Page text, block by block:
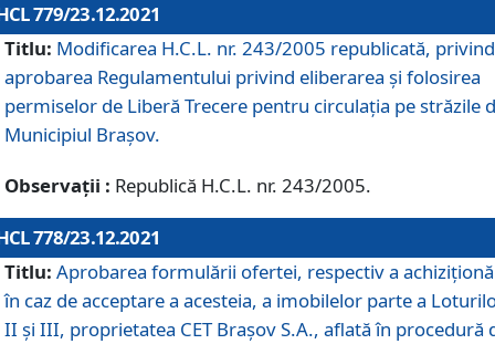
779/23.12.2021
Titlu: Modificarea H.C.L. nr. 243/2005 republicată, privind
aprobarea Regulamentului privind eliberarea şi folosirea
permiselor de Liberă Trecere pentru circulația pe străzile
Municipiul Braşov.
Observații : Republică H.C.L. nr. 243/2005.
778/23.12.2021
Titlu: Aprobarea formulării ofertei, respectiv a
în caz de acceptare a acesteia, a imobilelor parte a
II și III, proprietatea CET Brașov S.A., aflată în procedură